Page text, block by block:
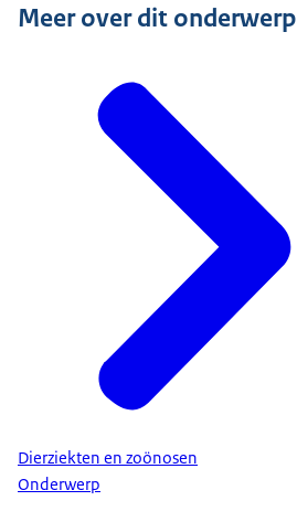
Meer over dit onderwerp
Dierziekten en zoönosen
Onderwerp